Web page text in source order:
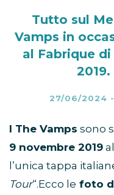
Tutto sul
Vamps in
al Fabrique
27/06/2024 -
I The Vamps sono
9 novembre 2019 al
l’unica tappa
Tour“.Ecco le foto